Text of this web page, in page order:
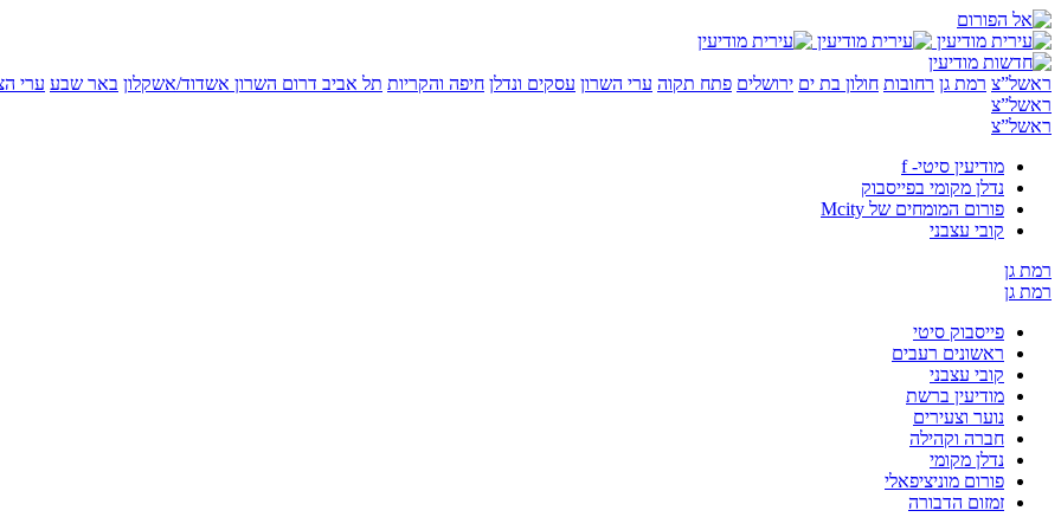
ראשל”צ רמת גן רחובות חולון בת ים ירושלים פתח תקוה ערי השרון עסקים ונדלן חיפה והקריות תל אביב דרום השרון אשדוד/אשקלון באר שבע ערי
ראשל”צ
ראשל”צ
מודיעין סיטי- f
נדלן מקומי בפייסבוק
פורום המומחים של Mcity
קובי עצבני
רמת גן
רמת גן
פייסבוק סיטי
ראשונים רעבים
קובי עצבני
מודיעין ברשת
נוער וצעירים
חברה וקהילה
נדלן מקומי
פורום מוניציפאלי
זמזום הדבורה